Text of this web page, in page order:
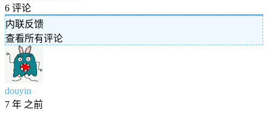
6 评论
内联反馈
查看所有评论
douyin
7 年 之前